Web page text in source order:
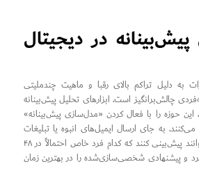
در دیجیتال
به دلیل تراکم بالای رقبا و ماهیت چندملیتی
چالش‌برانگیز است. ابزارهای تحلیل پیش‌بینانه
این حوزه را با فعال کردن «مدل‌سازی پیش‌بینانه»
به جای ارسال ایمیل‌های انبوه یا تبلیغات
عمومی، کسب‌وکارها می‌توانند پیش‌بینی کنند که کدام فرد خاص احتمالاً در ۴۸
و پیشنهادی شخصی‌سازی‌شده را در بهترین زمان